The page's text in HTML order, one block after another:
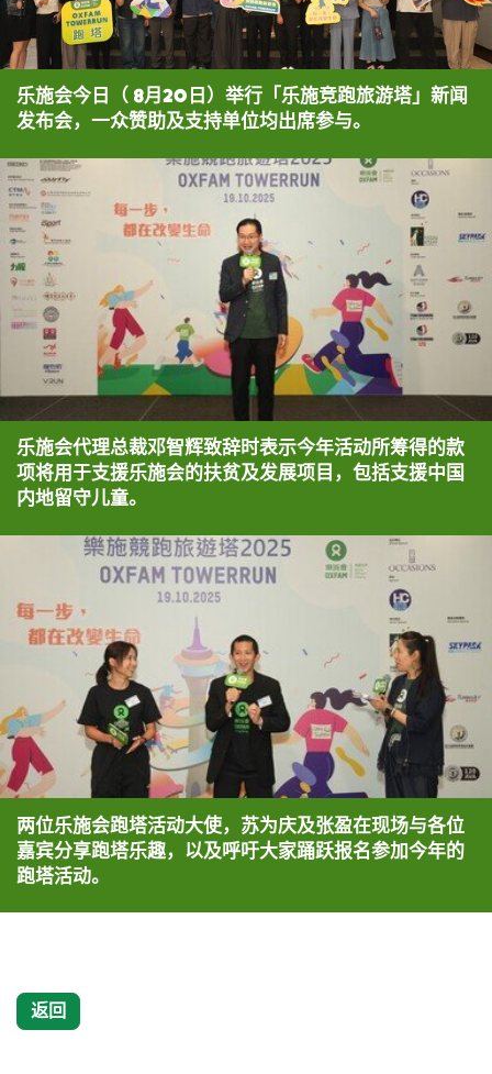
乐施会今日（ 8月20日）举行「乐施竞跑旅游塔」新闻
发布会，一众赞助及支持单位均出席参与。
乐施会代理总裁邓智辉致辞时表示今年活动所筹得的款
项将用于支援乐施会的扶贫及发展项目，包括支援中国
内地留守儿童。
两位乐施会跑塔活动大使，苏为庆及张盈在现场与各位
嘉宾分享跑塔乐趣，以及呼吁大家踊跃报名参加今年的
跑塔活动。
返回